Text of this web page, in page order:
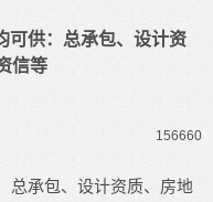
可供：总承包、设计资
信等
156660
总承包、设计资质、房地